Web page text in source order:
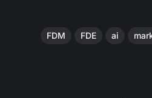
FDM FDE ai